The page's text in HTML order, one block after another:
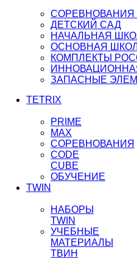
СОРЕВНОВАНИЯ
ДЕТСКИЙ САД
НАЧАЛЬНАЯ
ОСНОВНАЯ
КОМПЛЕКТЫ
ЗАПАСНЫЕ
TETRIX
PRIME
MAX
СОРЕВНОВАНИЯ
CODE
CUBE
ОБУЧЕНИЕ
TWIN
НАБОРЫ
TWIN
УЧЕБНЫЕ
МАТЕРИАЛЫ
ТВИН